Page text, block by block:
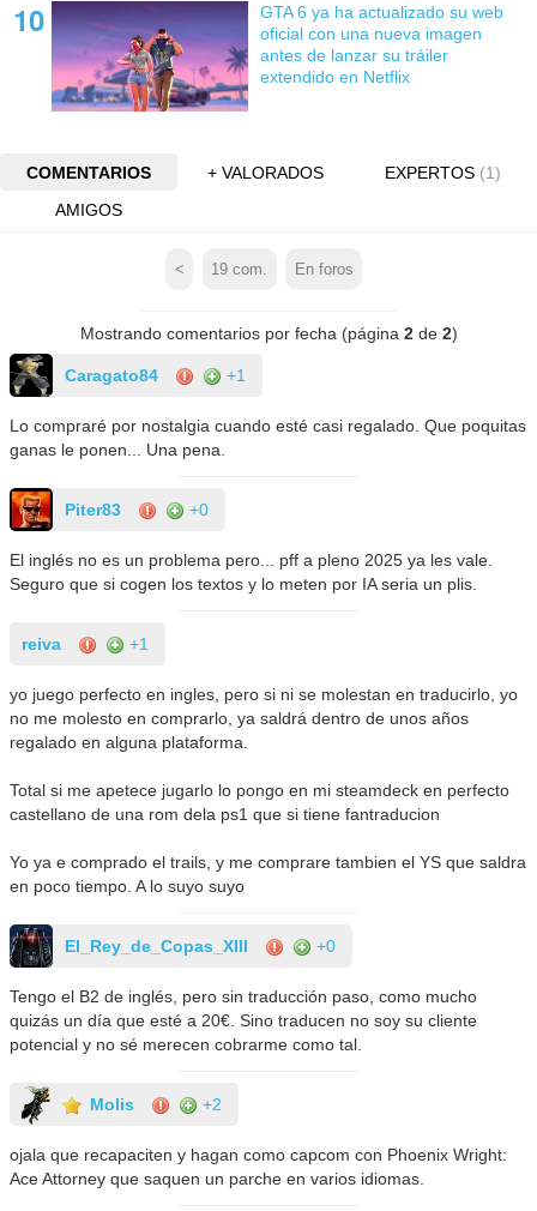
GTA 6 ya ha actualizado su web
oficial con una nueva imagen
antes de lanzar su tráiler
extendido en Netflix
COMENTARIOS + VALORADOS EXPERTOS (1)
AMIGOS
< 19 com. En foros
Mostrando comentarios por fecha (página 2de 2)
Caragato84 +1
Lo compraré por nostalgia cuando esté casi regalado. Que poquitas
ganas le ponen... Una pena.
Piter83 +0
El inglés no es un problema pero... pff a pleno 2025 ya les vale.
Seguro que si cogen los textos y lo meten por IA seria un plis.
reiva +1
yo juego perfecto en ingles, pero si ni se molestan en traducirlo, yo
no me molesto en comprarlo, ya saldrá dentro de unos años
regalado en alguna plataforma.
Total si me apetece jugarlo lo pongo en mi steamdeck en perfecto
castellano de una rom dela ps1 que si tiene fantraducion
Yo ya e comprado el trails, y me comprare tambien el YS que saldra
en poco tiempo. A lo suyo suyo
El_Rey_de_Copas_XIII +0
Tengo el B2 de inglés, pero sin traducción paso, como mucho
quizás un día que esté a 20€. Sino traducen no soy su cliente
potencial y no sé merecen cobrarme como tal.
Molis +2
ojala que recapaciten y hagan como capcom con Phoenix Wright:
Ace Attorney que saquen un parche en varios idiomas.